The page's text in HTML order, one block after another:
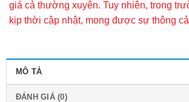
giá cả thường xuyên. Tuy nhiên, trong
kịp thời cập nhật, mong được sự thông
MÔ TẢ
ĐÁNH GIÁ (0)